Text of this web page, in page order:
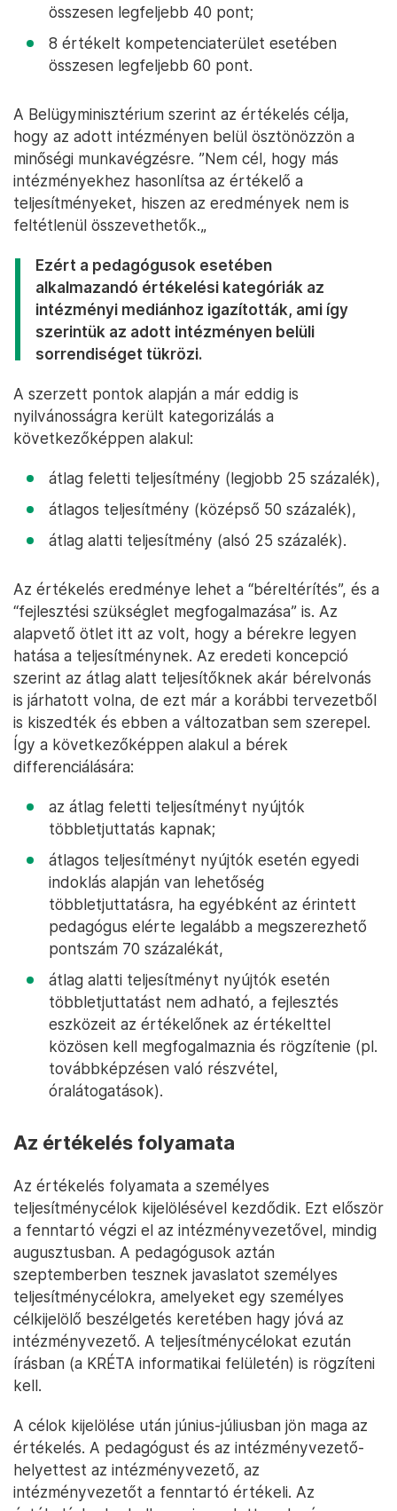
összesen legfeljebb 40 pont;
8 értékelt kompetenciaterület esetében
összesen legfeljebb 60 pont.
A Belügyminisztérium szerint az értékelés célja,
hogy az adott intézményen belül ösztönözzön a
minőségi munkavégzésre. ”Nem cél, hogy más
intézményekhez hasonlítsa az értékelő a
teljesítményeket, hiszen az eredmények nem is
feltétlenül összevethetők.„
Ezért a pedagógusok esetében
alkalmazandó értékelési kategóriák az
intézményi mediánhoz igazították, ami így
szerintük az adott intézményen belüli
sorrendiséget tükrözi.
A szerzett pontok alapján a már eddig is
nyilvánosságra került kategorizálás a
következőképpen alakul:
átlag feletti teljesítmény (legjobb 25 százalék),
átlagos teljesítmény (középső 50 százalék),
átlag alatti teljesítmény (alsó 25 százalék).
Az értékelés eredménye lehet a “béreltérítés”, és a
“fejlesztési szükséglet megfogalmazása” is. Az
alapvető ötlet itt az volt, hogy a bérekre legyen
hatása a teljesítménynek. Az eredeti koncepció
szerint az átlag alatt teljesítőknek akár bérelvonás
is járhatott volna, de ezt már a korábbi tervezetből
is kiszedték és ebben a változatban sem szerepel.
Így a következőképpen alakul a bérek
differenciálására:
az átlag feletti teljesítményt nyújtók
többletjuttatás kapnak;
átlagos teljesítményt nyújtók esetén egyedi
indoklás alapján van lehetőség
többletjuttatásra, ha egyébként az érintett
pedagógus elérte legalább a megszerezhető
pontszám 70 százalékát,
átlag alatti teljesítményt nyújtók esetén
többletjuttatást nem adható, a fejlesztés
eszközeit az értékelőnek az értékelttel
közösen kell megfogalmaznia és rögzítenie (pl.
továbbképzésen való részvétel,
óralátogatások).
Az értékelés folyamata
Az értékelés folyamata a személyes
teljesítménycélok kijelölésével kezdődik. Ezt először
a fenntartó végzi el az intézményvezetővel, mindig
augusztusban. A pedagógusok aztán
szeptemberben tesznek javaslatot személyes
teljesítménycélokra, amelyeket egy személyes
célkijelölő beszélgetés keretében hagy jóvá az
intézményvezető. A teljesítménycélokat ezután
írásban (a KRÉTA informatikai felületén) is rögzíteni
kell.
A célok kijelölése után június-júliusban jön maga az
értékelés. A pedagógust és az intézményvezető-
helyettest az intézményvezető, az
intézményvezetőt a fenntartó értékeli. Az